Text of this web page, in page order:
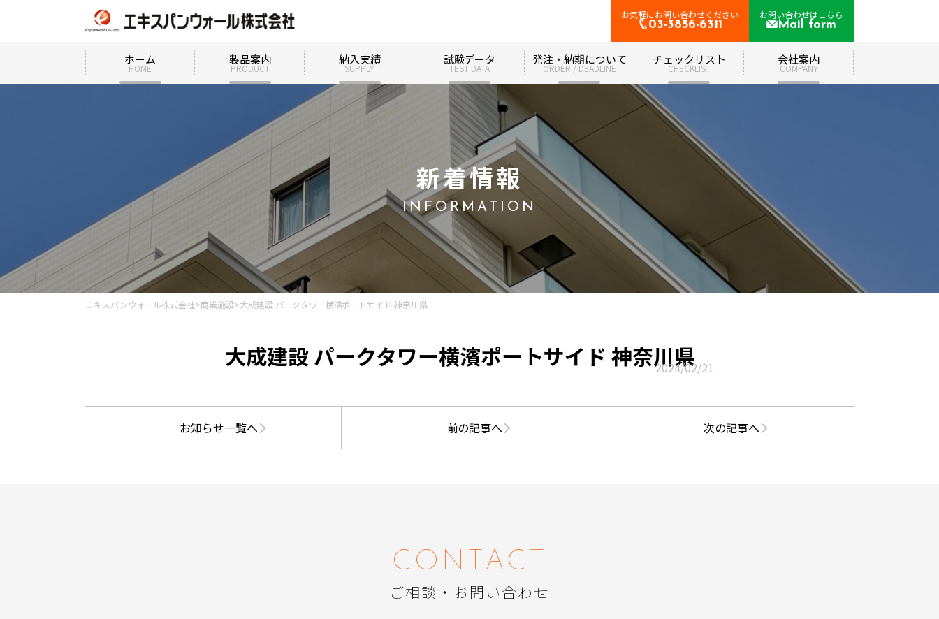
お気軽にお問い合わせください
03-3856-6311
お問い合わせはこちら
Mail form
ホーム
HOME
製品案内
PRODUCT
納入実績
SUPPLY
試験データ
TEST DATA
発注・納期について
ORDER / DEADLINE
チェックリスト
CHECKLIST
会社案内
COMPANY
新着情報
INFORMATION
エキスパンウォール株式会社>商業施設>大成建設 パークタワー横濱ポートサイド 神奈川県
大成建設 パークタワー横濱ポートサイド 神奈川県
2024/02/21
お知らせ一覧へ 前の記事へ 次の記事へ
CONTACT
ご相談・お問い合わせ